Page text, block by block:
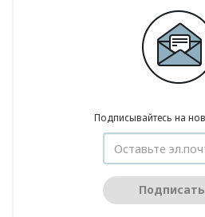
Подписывайтесь на